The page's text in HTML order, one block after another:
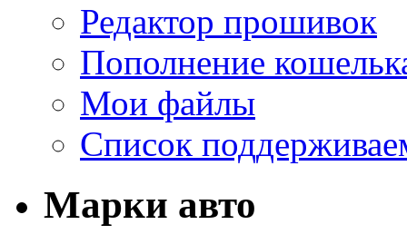
Редактор прошивок
Пополнение
Мои файлы
Список
Марки авто